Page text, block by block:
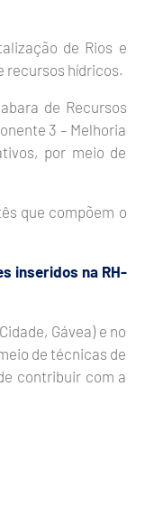
de Rios e
recursos hídricos.
de Recursos
3 – Melhoria
por meio de
que compõem o
inseridos na RH-
Gávea) e no
de técnicas de
contribuir com a